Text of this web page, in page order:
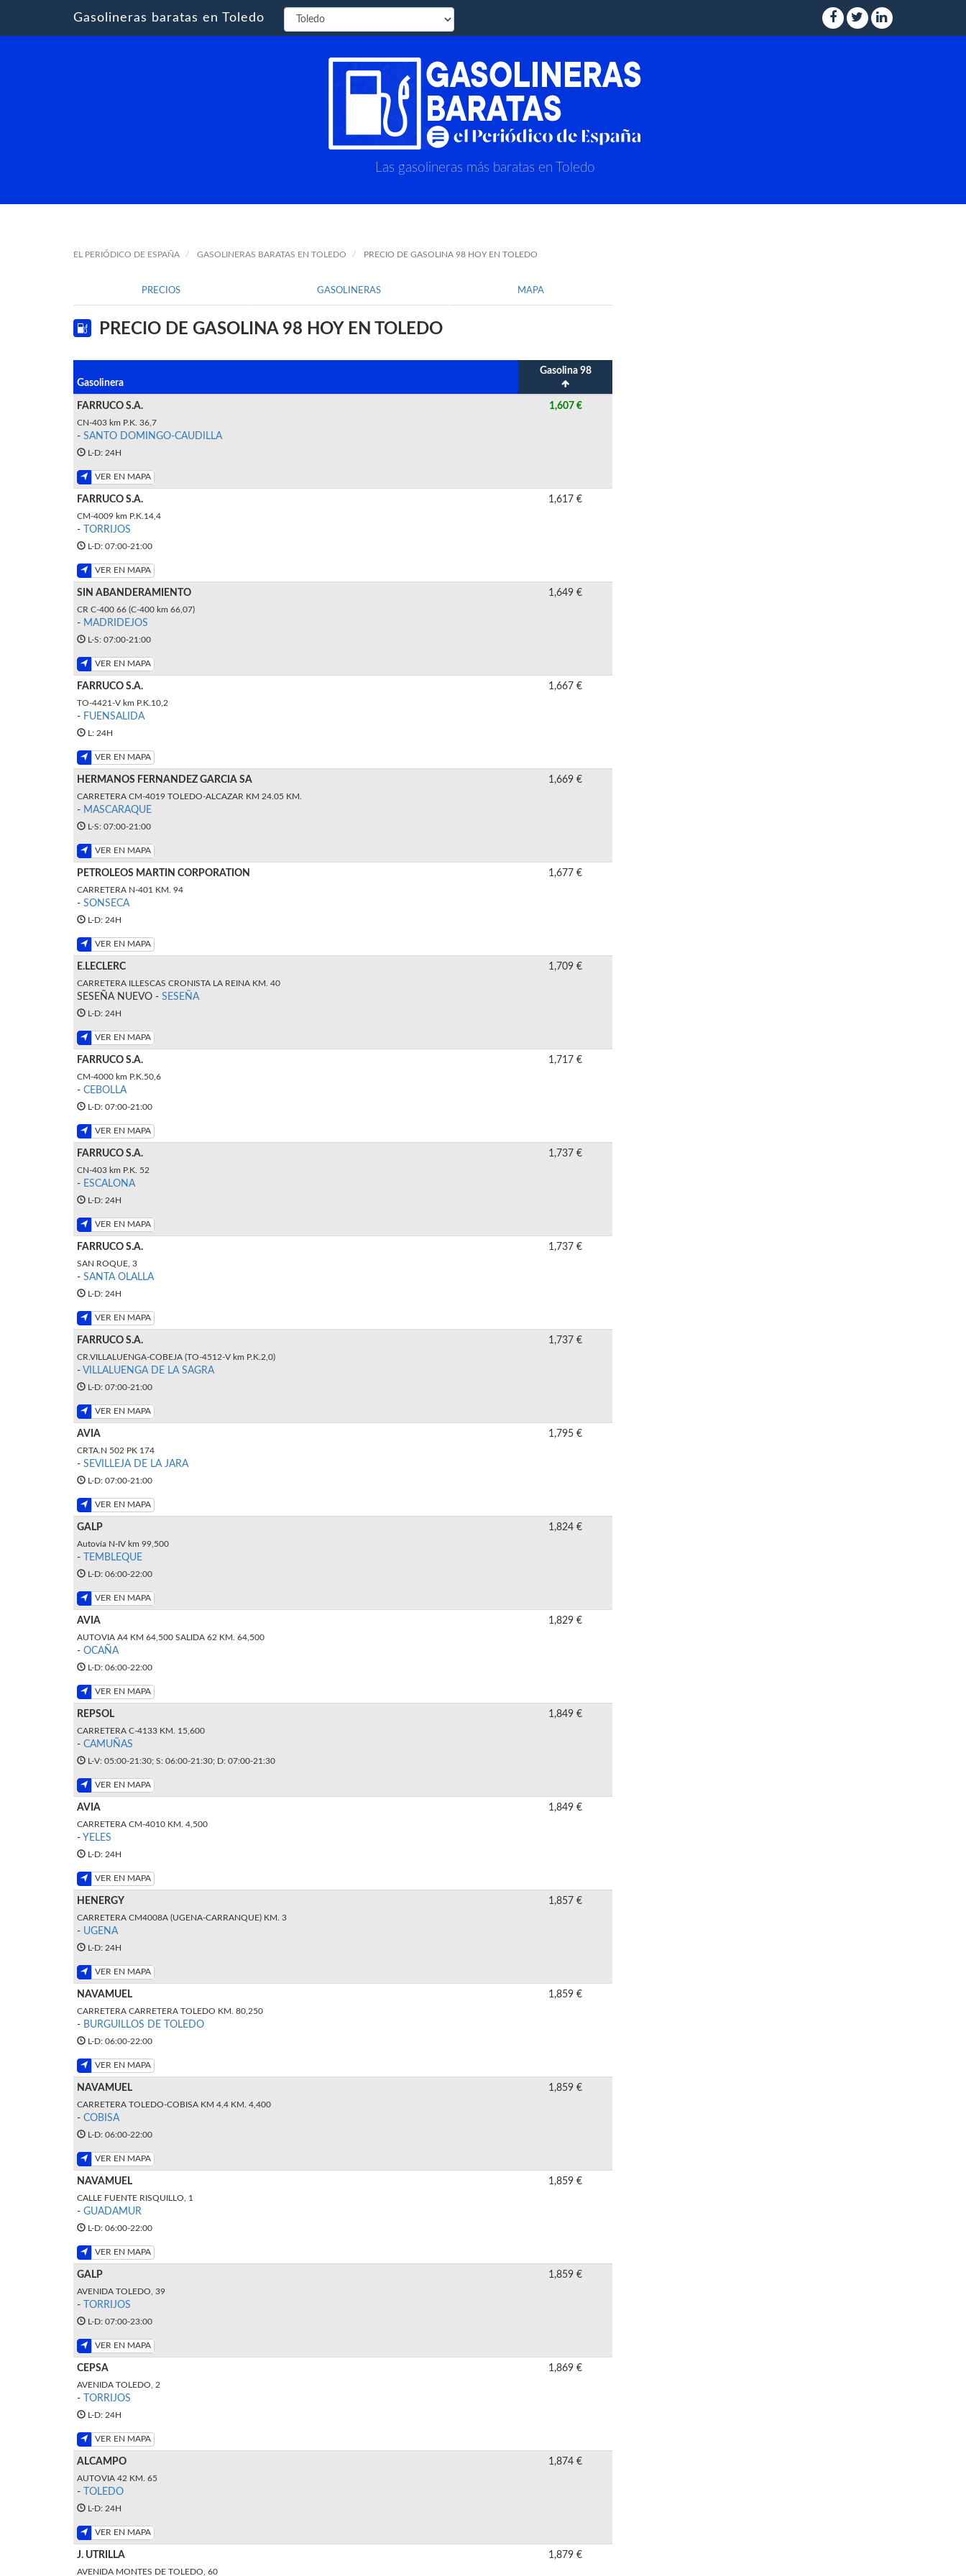
Gasolineras baratas en Toledo
Las gasolineras más baratas en Toledo
EL PERIÓDICO DE ESPAÑA GASOLINERAS BARATAS EN TOLEDO PRECIO DE GASOLINA 98 HOY EN TOLEDO
PRECIOS GASOLINERAS MAPA
PRECIO DE GASOLINA 98 HOY EN TOLEDO
Gasolinera
Gasolina 98
FARRUCO S.A.
CN-403 km P.K. 36,7
- SANTO DOMINGO-CAUDILLA
L-D: 24H
VER EN MAPA
1,607 €
FARRUCO S.A.
CM-4009 km P.K.14,4
- TORRIJOS
L-D: 07:00-21:00
VER EN MAPA
1,617 €
SIN ABANDERAMIENTO
CR C-400 66 (C-400 km 66,07)
- MADRIDEJOS
L-S: 07:00-21:00
VER EN MAPA
1,649 €
FARRUCO S.A.
TO-4421-V km P.K.10,2
- FUENSALIDA
L: 24H
VER EN MAPA
1,667 €
HERMANOS FERNANDEZ GARCIA SA
CARRETERA CM-4019 TOLEDO-ALCAZAR KM 24.05 KM.
- MASCARAQUE
L-S: 07:00-21:00
VER EN MAPA
1,669 €
PETROLEOS MARTIN CORPORATION
CARRETERA N-401 KM. 94
- SONSECA
L-D: 24H
VER EN MAPA
1,677 €
E.LECLERC
CARRETERA ILLESCAS CRONISTA LA REINA KM. 40
SESEÑA NUEVO - SESEÑA
L-D: 24H
VER EN MAPA
1,709 €
FARRUCO S.A.
CM-4000 km P.K.50,6
- CEBOLLA
L-D: 07:00-21:00
VER EN MAPA
1,717 €
FARRUCO S.A.
CN-403 km P.K. 52
- ESCALONA
L-D: 24H
VER EN MAPA
1,737 €
FARRUCO S.A.
SAN ROQUE, 3
- SANTA OLALLA
L-D: 24H
VER EN MAPA
1,737 €
FARRUCO S.A.
CR.VILLALUENGA-COBEJA (TO-4512-V km P.K.2,0)
- VILLALUENGA DE LA SAGRA
L-D: 07:00-21:00
VER EN MAPA
1,737 €
AVIA
CRTA.N 502 PK 174
- SEVILLEJA DE LA JARA
L-D: 07:00-21:00
VER EN MAPA
1,795 €
GALP
Autovía N-IV km 99,500
- TEMBLEQUE
L-D: 06:00-22:00
VER EN MAPA
1,824 €
AVIA
AUTOVIA A4 KM 64,500 SALIDA 62 KM. 64,500
- OCAÑA
L-D: 06:00-22:00
VER EN MAPA
1,829 €
REPSOL
CARRETERA C-4133 KM. 15,600
- CAMUÑAS
L-V: 05:00-21:30; S: 06:00-21:30; D: 07:00-21:30
VER EN MAPA
1,849 €
AVIA
CARRETERA CM-4010 KM. 4,500
- YELES
L-D: 24H
VER EN MAPA
1,849 €
HENERGY
CARRETERA CM4008A (UGENA-CARRANQUE) KM. 3
- UGENA
L-D: 24H
VER EN MAPA
1,857 €
NAVAMUEL
CARRETERA CARRETERA TOLEDO KM. 80,250
- BURGUILLOS DE TOLEDO
L-D: 06:00-22:00
VER EN MAPA
1,859 €
NAVAMUEL
CARRETERA TOLEDO-COBISA KM 4,4 KM. 4,400
- COBISA
L-D: 06:00-22:00
VER EN MAPA
1,859 €
NAVAMUEL
CALLE FUENTE RISQUILLO, 1
- GUADAMUR
L-D: 06:00-22:00
VER EN MAPA
1,859 €
GALP
AVENIDA TOLEDO, 39
- TORRIJOS
L-D: 07:00-23:00
VER EN MAPA
1,859 €
CEPSA
AVENIDA TOLEDO, 2
- TORRIJOS
L-D: 24H
VER EN MAPA
1,869 €
ALCAMPO
AUTOVIA 42 KM. 65
- TOLEDO
L-D: 24H
VER EN MAPA
1,874 €
J. UTRILLA
AVENIDA MONTES DE TOLEDO, 60
1,879 €